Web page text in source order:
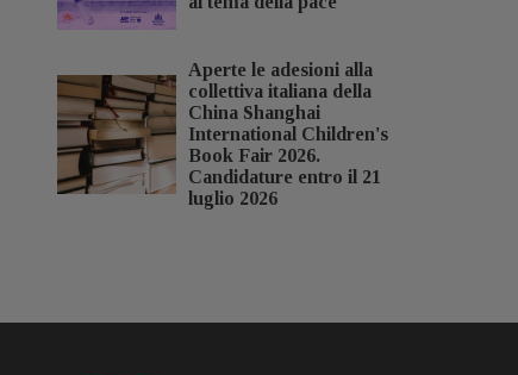
Aperte le adesioni alla
collettiva italiana della
China Shanghai
International Children's
Book Fair 2026.
Candidature entro il 21
luglio 2026